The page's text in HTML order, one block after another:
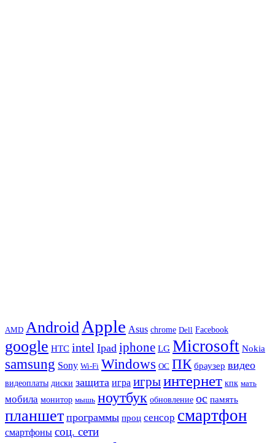
AMD Android Apple Asus chrome Dell Facebook
google HTC intel Ipad iphone LG Microsoft Nokia
samsung Sony Wi-Fi Windows ОС ПК браузер видео
видеоплаты диски защита игра игрыинтернет кпк мать
мобила монитор мышь ноутбук обновление ос память
планшет программы проц сенсор смартфон
смартфоны соц. сети